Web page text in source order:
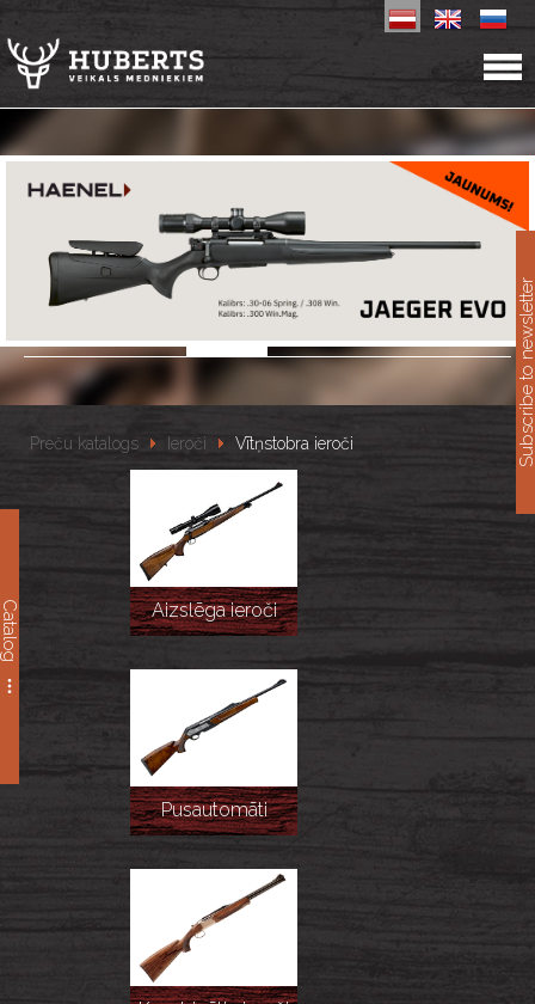
Catalog
Preču katalogs Ieroči Vītņstobra ieroči
Aizslēga ieroči
Pusautomāti
Subscribe